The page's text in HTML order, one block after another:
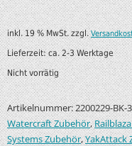
inkl. 19 % MwSt. zzgl.
Lieferzeit:ca. 2-3 Werktage
Nicht vorrätig
Artikelnummer:2200229-BK-3
Watercraft Zubehör,
Systems Zubehör,YakAttack